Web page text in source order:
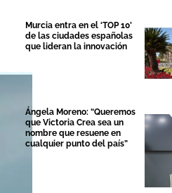
Murcia entra en el ‘TOP 10’
de las ciudades españolas
que lideran la innovación
Ángela Moreno: “Queremos
que Victoria Crea sea un
nombre que resuene en
cualquier punto del país”